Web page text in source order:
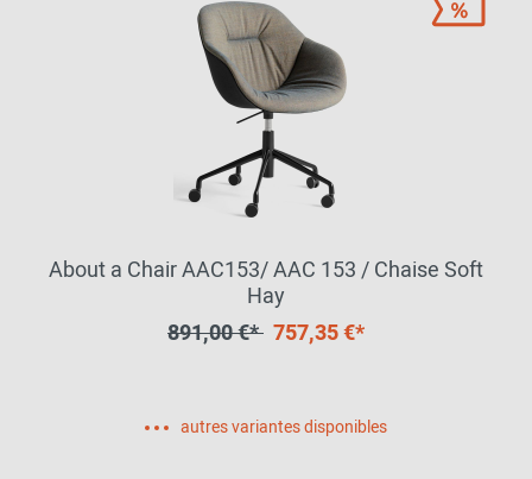
About a Chair AAC153/ AAC 153 / Chaise Soft
Hay
891,00 €* 757,35 €*
autres variantes disponibles